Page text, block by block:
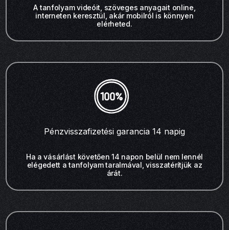
A tanfolyam videóit, szöveges anyagait online,
interneten keresztül, akár mobilról is könnyen
elérheted.
Pénzvisszafizetési garancia 14 napig
Ha a vásárlást követően 14 napon belül nem lennél
elégedett a tanfolyam taralmával, visszatérítjük az
árát.